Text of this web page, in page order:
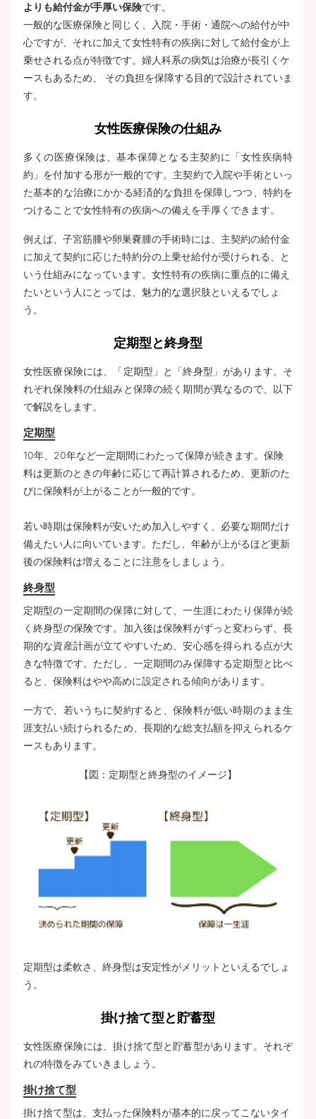
よりも給付金が手厚い保険です。
一般的な医療保険と同じく、入院・手術・通院への給付が中
心ですが、それに加えて女性特有の疾病に対して給付金が上
乗せされる点が特徴です。婦人科系の病気は治療が長引くケ
ースもあるため、 その負担を保障する目的で設計されていま
す。
女性医療保険の仕組み
多くの医療保険は、基本保障となる主契約に「女性疾病特
約」を付加する形が一般的です。主契約で入院や手術といっ
た基本的な治療にかかる経済的な負担を保障しつつ、特約を
つけることで女性特有の疾病への備えを手厚くできます。
例えば、子宮筋腫や卵巣嚢腫の手術時には、主契約の給付金
に加えて契約に応じた特約分の上乗せ給付が受けられる、と
いう仕組みになっています。女性特有の疾病に重点的に備え
たいという人にとっては、魅力的な選択肢といえるでしょ
う。
定期型と終身型
女性医療保険には、「定期型」と「終身型」があります。そ
れぞれ保険料の仕組みと保障の続く期間が異なるので、以下
で解説をします。
定期型
10年、20年など一定期間にわたって保障が続きます。保険
料は更新のときの年齢に応じて再計算されるため、更新のた
びに保険料が上がることが一般的です。
若い時期は保険料が安いため加入しやすく、必要な期間だけ
備えたい人に向いています。ただし、年齢が上がるほど更新
後の保険料は増えることに注意をしましょう。
終身型
定期型の一定期間の保障に対して、一生涯にわたり保障が続
く終身型の保険です。加入後は保険料がずっと変わらず、長
期的な資産計画が立てやすいため、安心感を得られる点が大
きな特徴です。ただし、一定期間のみ保障する定期型と比べ
ると、保険料はやや高めに設定される傾向があります。
一方で、若いうちに契約すると、保険料が低い時期のまま生
涯支払い続けられるため、長期的な総支払額を抑えられるケ
ースもあります。
【図：定期型と終身型のイメージ】
定期型は柔軟さ、終身型は安定性がメリットといえるでしょ
う。
掛け捨て型と貯蓄型
女性医療保険には、掛け捨て型と貯蓄型があります。それぞ
れの特徴をみていきましょう。
掛け捨て型
掛け捨て型は、支払った保険料が基本的に戻ってこないタイ